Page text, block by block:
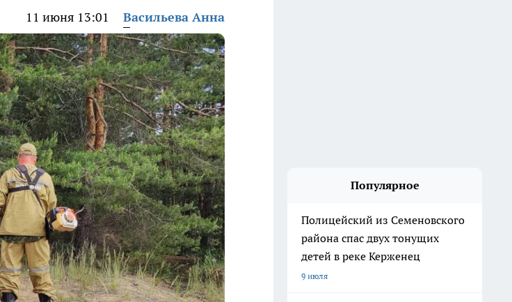
11 июня 13:01 Васильева Анна
Популярное
Полицейский из Семеновского
района спас двух тонущих
детей в реке Керженец
9 июля